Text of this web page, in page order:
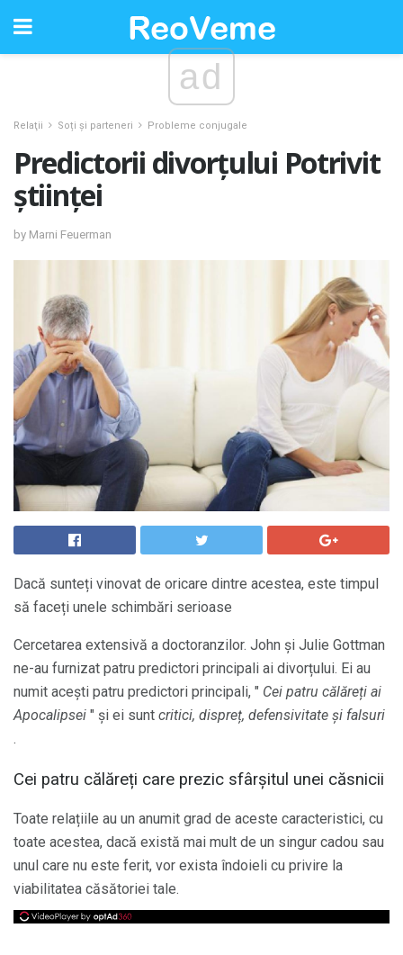
ad
Relaţii Soți și parteneri Probleme conjugale
Predictorii divorțului Potrivit
științei
by Marni Feuerman
Dacă sunteți vinovat de oricare dintre acestea, este timpul
să faceți unele schimbări serioase
Cercetarea extensivă a doctoranzilor. John și Julie Gottman
ne-au furnizat patru predictori principali ai divorțului. Ei au
numit acești patru predictori principali, " Cei patru călăreți ai
Apocalipsei " și ei sunt critici, dispreț, defensivitate și falsuri
.
Cei patru călăreți care prezic sfârșitul unei căsnicii
Toate relațiile au un anumit grad de aceste caracteristici, cu
toate acestea, dacă există mai mult de un singur cadou sau
unul care nu este ferit, vor exista îndoieli cu privire la
viabilitatea căsătoriei tale.